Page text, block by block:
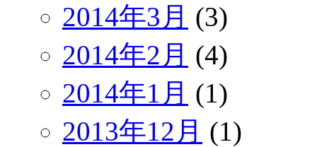
2014年3月 (3)
2014年2月 (4)
2014年1月 (1)
2013年12月 (1)